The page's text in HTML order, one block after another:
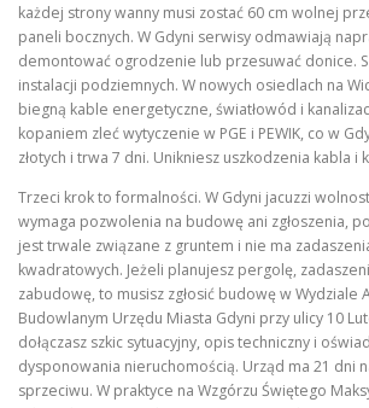
każdej strony wanny musi zostać 60 cm wolnej
paneli bocznych. W Gdyni serwisy odmawiają
demontować ogrodzenie lub przesuwać donice.
instalacji podziemnych. W nowych osiedlach na
biegną kable energetyczne, światłowód i
kopaniem zleć wytyczenie w PGE i PEWIK, co w
złotych i trwa 7 dni. Unikniesz uszkodzenia kabla i
Trzeci krok to formalności. W Gdyni jacuzzi
wymaga pozwolenia na budowę ani zgłoszenia,
jest trwale związane z gruntem i nie ma
kwadratowych. Jeżeli planujesz pergolę,
zabudowę, to musisz zgłosić budowę w Wydziale
Budowlanym Urzędu Miasta Gdyni przy ulicy 10
dołączasz szkic sytuacyjny, opis techniczny i
dysponowania nieruchomością. Urząd ma 21 dni
sprzeciwu. W praktyce na Wzgórzu Świętego